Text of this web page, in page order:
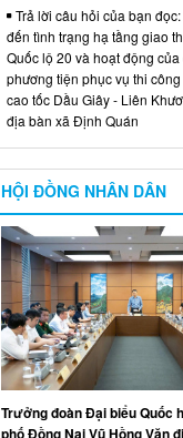
Trả lời câu hỏi của bạn
đến tình trạng hạ tầng giao
Quốc lộ 20 và hoạt động của
phương tiện phục vụ thi
cao tốc Dầu Giây - Liên
địa bàn xã Định Quán
HỘI ĐỒNG NHÂN DÂN
Trưởng đoàn Đại biểu Quốc
phố Đồng Nai Vũ Hồng Văn